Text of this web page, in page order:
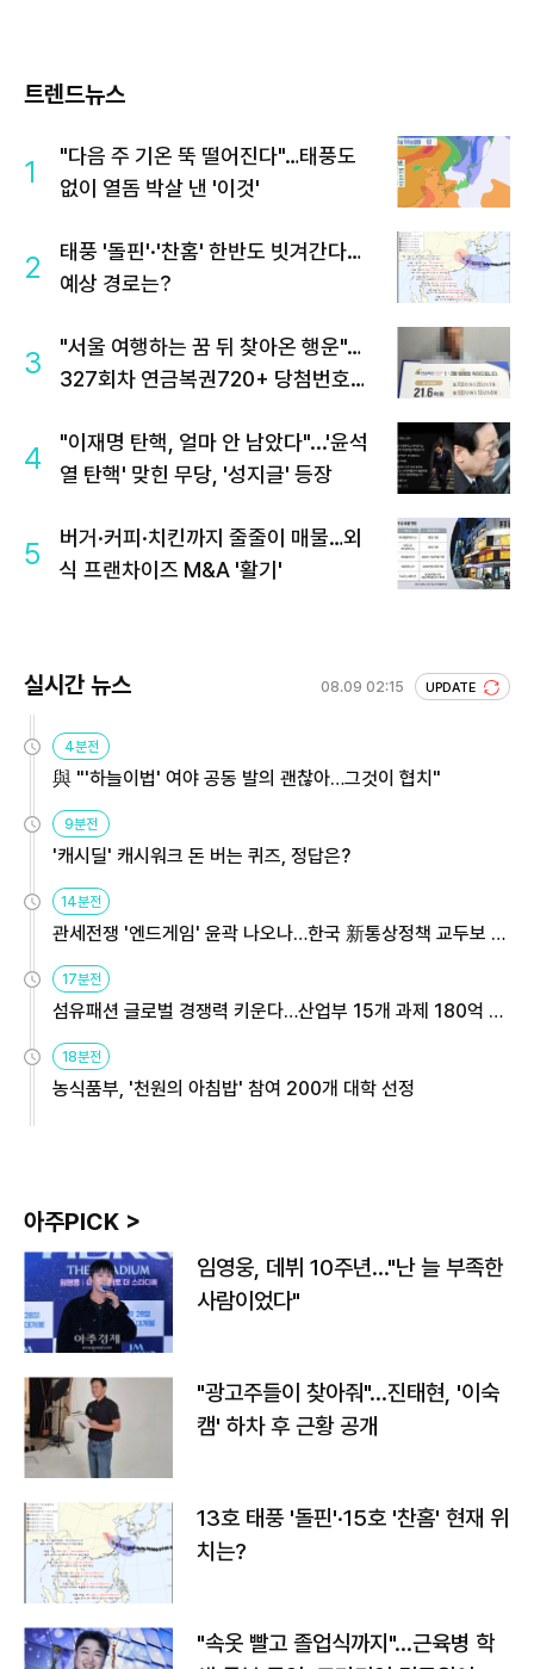
트렌드뉴스
1
"다음 주 기온 뚝 떨어진다"…태풍도
없이 열돔 박살 낸 '이것'
2
태풍 '돌핀'·'찬홈' 한반도 빗겨간다…
예상 경로는?
3
"서울 여행하는 꿈 뒤 찾아온 행운"…
327회차 연금복권720+ 당첨번호조
4
"이재명 탄핵, 얼마 안 남았다"...'윤석
열 탄핵' 맞힌 무당, '성지글' 등장
5
버거·커피·치킨까지 줄줄이 매물…외
식 프랜차이즈 M&A '활기'
실시간 뉴스 08.09 02:15 UPDATE
4분전
與 "'하늘이법' 여야 공동 발의 괜찮아…그것이 협치"
9분전
'캐시딜' 캐시워크 돈 버는 퀴즈, 정답은?
14분전
관세전쟁 '엔드게임' 윤곽 나오나…한국 新통상정책 교두보 활
용해야
17분전
섬유패션 글로벌 경쟁력 키운다…산업부 15개 과제 180억 지
원
18분전
농식품부, '천원의 아침밥' 참여 200개 대학 선정
아주PICK >
임영웅, 데뷔 10주년…"난 늘 부족한
사람이었다"
"광고주들이 찾아줘"…진태현, '이숙
캠' 하차 후 근황 공개
13호 태풍 '돌핀'·15호 '찬홈' 현재 위
치는?
"속옷 빨고 졸업식까지"…근육병 학